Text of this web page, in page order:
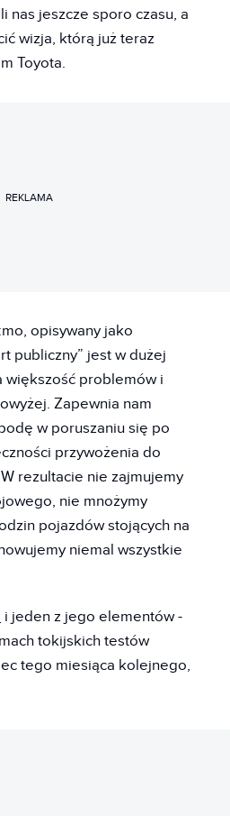
nas jeszcze sporo czasu, a
wizja, którą już teraz
Toyota.
REKLAMA
opisywany jako
publiczny” jest w dużej
większość problemów i
Zapewnia nam
w poruszaniu się po
przywożenia do
rezultacie nie zajmujemy
nie mnożymy
pojazdów stojących na
niemal wszystkie
i jeden z jego elementów -
tokijskich testów
tego miesiąca kolejnego,